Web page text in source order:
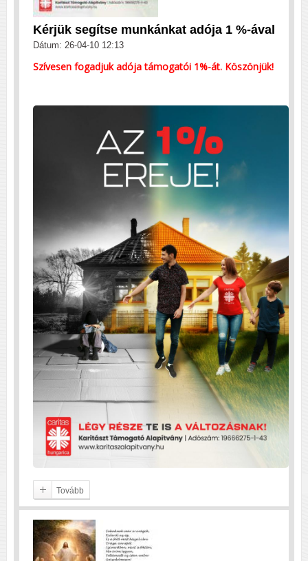
Kérjük segítse munkánkat adója 1 %-ával
Dátum: 26-04-10 12:13
Szívesen fogadjuk adója támogatói 1%-át. Köszönjük!
Tovább